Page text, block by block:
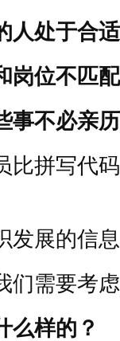
处于合适
岗位不匹配
不必亲历
比拼写代
发展的信
们需要考虑
么样的？